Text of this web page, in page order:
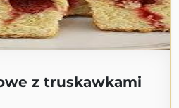
z truskawkami